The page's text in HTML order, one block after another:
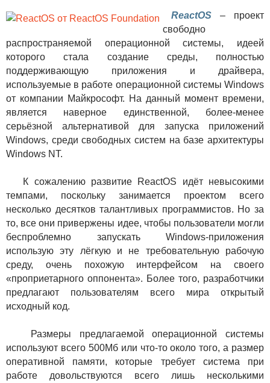
ReactOS – проект
свободно
распространяемой операционной системы, идеей
которого стала создание среды, полностью
поддерживающую приложения и драйвера,
используемые в работе операционной системы Windows
от компании Майкрософт. На данный момент времени,
является наверное единственной, более-менее
серьёзной альтернативой для запуска приложений
Windows, среди свободных систем на базе архитектуры
Windows NT.
К сожалению развитие ReactOS идёт невысокими
темпами, поскольку занимается проектом всего
несколько десятков талантливых программистов. Но за
то, все они привержены идее, чтобы пользователи могли
беспроблемно запускать Windows-приложения
использую эту лёгкую и не требовательную рабочую
среду, очень похожую интерфейсом на своего
«проприетарного оппонента». Более того, разработчики
предлагают пользователям всего мира открытый
исходный код.
Размеры предлагаемой операционной системы
используют всего 500Мб или что-то около того, а размер
оперативной памяти, которые требует система при
работе довольствуются всего лишь несколькими